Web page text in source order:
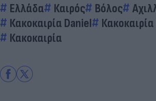
Ελλάδα Καιρός Βόλος
Κακοκαιρία Daniel
Κακοκαιρία